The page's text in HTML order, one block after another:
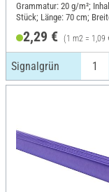
Grammatur: 20 g/m²;
Stück; Länge: 70 cm;
2,29 € (1 m2 = 1,09
Signalgrün